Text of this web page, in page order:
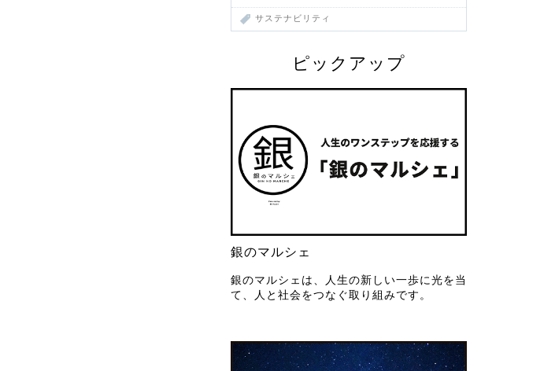
サステナビリティ
ピックアップ
銀のマルシェ
銀のマルシェは、人生の新しい一歩に光を当
て、人と社会をつなぐ取り組みです。